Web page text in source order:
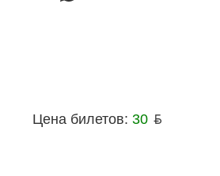
Цена билетов: 30 ƃ